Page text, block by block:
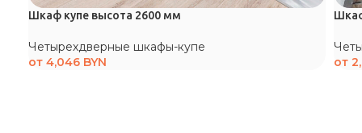
Шкаф купе высота 2600 мм
Четырехдверные шкафы-купе
от 4,046 BYN
от